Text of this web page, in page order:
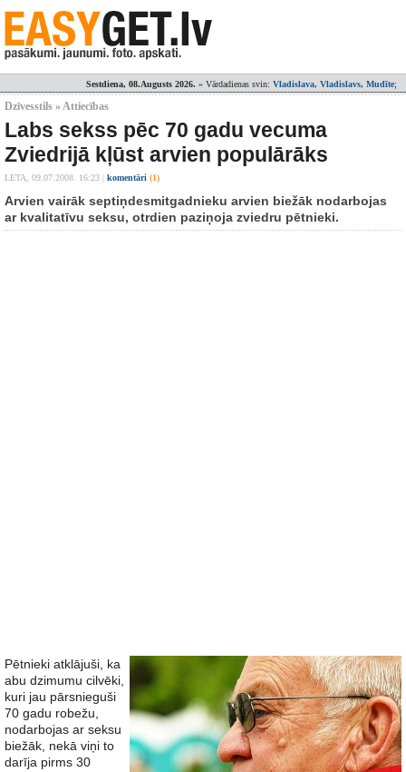
Sestdiena, 08.Augusts 2026. » Vārdadienas svin: Vladislava, Vladislavs, Mudīte;
Dzīvesstils » Attiecības
Labs sekss pēc 70 gadu vecuma
Zviedrijā kļūst arvien populārāks
LETA, 09.07.2008. 16:23 komentāri (1)
Arvien vairāk septiņdesmitgadnieku arvien biežāk nodarbojas
ar kvalitatīvu seksu, otrdien paziņoja zviedru pētnieki.
Pētnieki atklājuši, ka
abu dzimumu cilvēki,
kuri jau pārsnieguši
70 gadu robežu,
nodarbojas ar seksu
biežāk, nekā viņi to
darīja pirms 30